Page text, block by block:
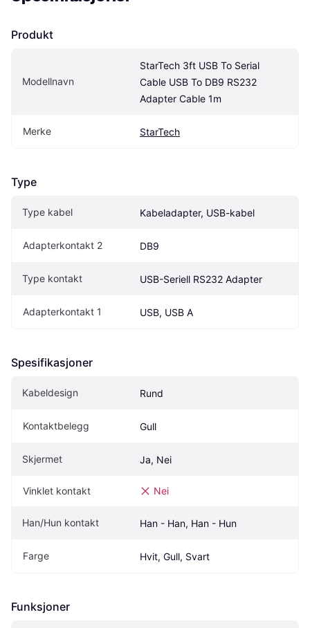
Produkt
Modellnavn
StarTech 3ft USB To Serial
Cable USB To DB9 RS232
Adapter Cable 1m
Merke StarTech
Type
Type kabel Kabeladapter, USB-kabel
Adapterkontakt 2 DB9
Type kontakt USB-Seriell RS232 Adapter
Adapterkontakt 1 USB, USB A
Spesifikasjoner
Kabeldesign Rund
Kontaktbelegg Gull
Skjermet Ja, Nei
Vinklet kontakt Nei
Han/Hun kontakt Han - Han, Han - Hun
Farge Hvit, Gull, Svart
Funksjoner